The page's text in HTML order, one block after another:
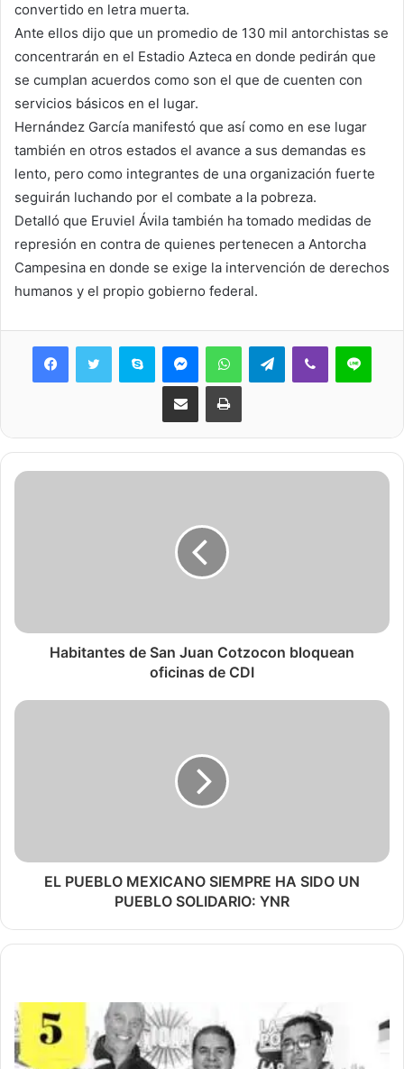
convertido en letra muerta.
Ante ellos dijo que un promedio de 130 mil antorchistas se
concentrarán en el Estadio Azteca en donde pedirán que
se cumplan acuerdos como son el que de cuenten con
servicios básicos en el lugar.
Hernández García manifestó que así como en ese lugar
también en otros estados el avance a sus demandas es
lento, pero como integrantes de una organización fuerte
seguirán luchando por el combate a la pobreza.
Detalló que Eruviel Ávila también ha tomado medidas de
represión en contra de quienes pertenecen a Antorcha
Campesina en donde se exige la intervención de derechos
humanos y el propio gobierno federal.
Skype MessengerWhatsAppTelegramViber Line
Share via Email Print
Habitantes de San Juan Cotzocon bloquean
oficinas de CDI
EL PUEBLO MEXICANO SIEMPRE HA SIDO UN
PUEBLO SOLIDARIO: YNR